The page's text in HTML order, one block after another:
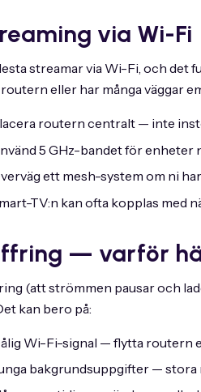
via Wi-Fi
streamar via Wi-Fi, och det
eller har många väggar
routern centralt — inte
5 GHz-bandet för
ett mesh-system om ni
TV:n kan ofta kopplas med
— varför
(att strömmen pausar och
kan bero på:
Wi-Fi-signal — flytta routern
bakgrundsuppgifter —